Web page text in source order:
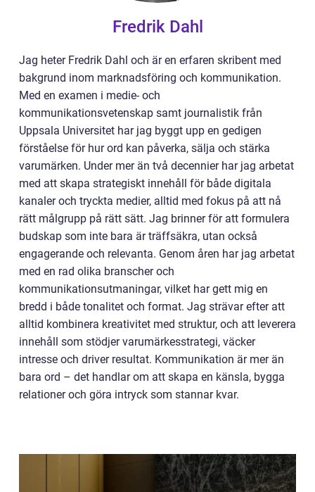
Fredrik Dahl
Jag heter Fredrik Dahl och är en erfaren skribent med
bakgrund inom marknadsföring och kommunikation.
Med en examen i medie- och
kommunikationsvetenskap samt journalistik från
Uppsala Universitet har jag byggt upp en gedigen
förståelse för hur ord kan påverka, sälja och stärka
varumärken. Under mer än två decennier har jag arbetat
med att skapa strategiskt innehåll för både digitala
kanaler och tryckta medier, alltid med fokus på att nå
rätt målgrupp på rätt sätt. Jag brinner för att formulera
budskap som inte bara är träffsäkra, utan också
engagerande och relevanta. Genom åren har jag arbetat
med en rad olika branscher och
kommunikationsutmaningar, vilket har gett mig en
bredd i både tonalitet och format. Jag strävar efter att
alltid kombinera kreativitet med struktur, och att leverera
innehåll som stödjer varumärkesstrategi, väcker
intresse och driver resultat. Kommunikation är mer än
bara ord – det handlar om att skapa en känsla, bygga
relationer och göra intryck som stannar kvar.